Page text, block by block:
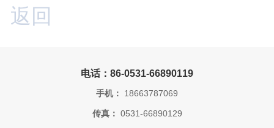
返回
电话：86-0531-66890119
手机： 18663787069
传真： 0531-66890129